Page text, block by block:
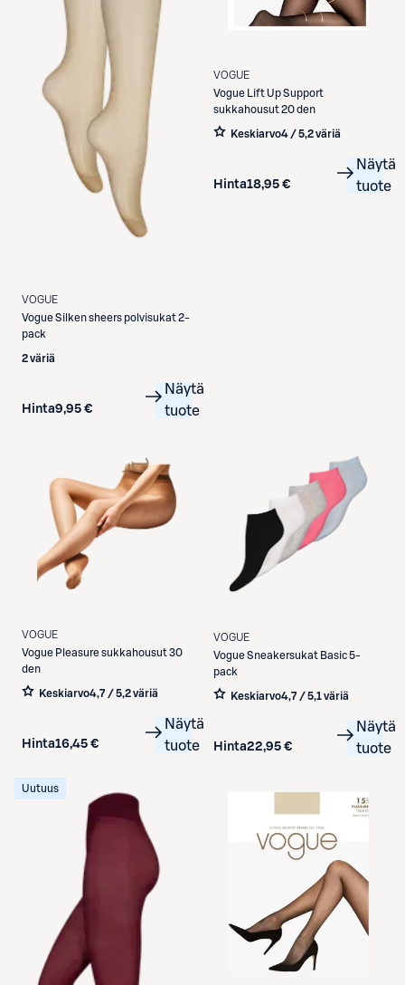
VOGUE
VogueSilken sheers polvisukat 2-
pack
2 väriä
Hinta9,95 €
Näytä
tuote
VOGUE
Vogue
Lift Up Support
sukkahousut 20 den
Keskiarvo4 / 5,2 väriä
Hinta18,95 €
Näytä
tuote
VOGUE
Vogue Pleasure sukkahousut 30
den
Keskiarvo4,7 / 5,2 väriä
Hinta16,45 €
Näytä
tuote
VOGUE
VogueSneakersukat Basic 5-
pack
Keskiarvo4,7 / 5,1 väriä
Hinta22,95 €
Näytä
tuote
Uutuus